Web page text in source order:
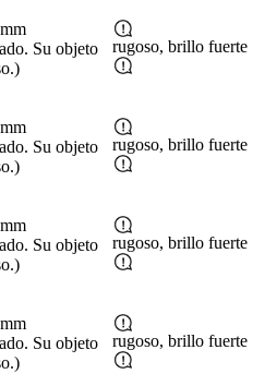
Su objeto
rugoso, brillo fuerte
Su objeto
rugoso, brillo fuerte
Su objeto
rugoso, brillo fuerte
Su objeto
rugoso, brillo fuerte